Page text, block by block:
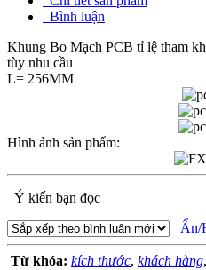
Bình luận
Khung Bo Mạch PCB tỉ lệ tham
tùy nhu cầu
L= 256MM
Hình ảnh sản phẩm:
Ý kiến bạn đọc
Ẩn/
Từ khóa: kích thước, khách hàng,